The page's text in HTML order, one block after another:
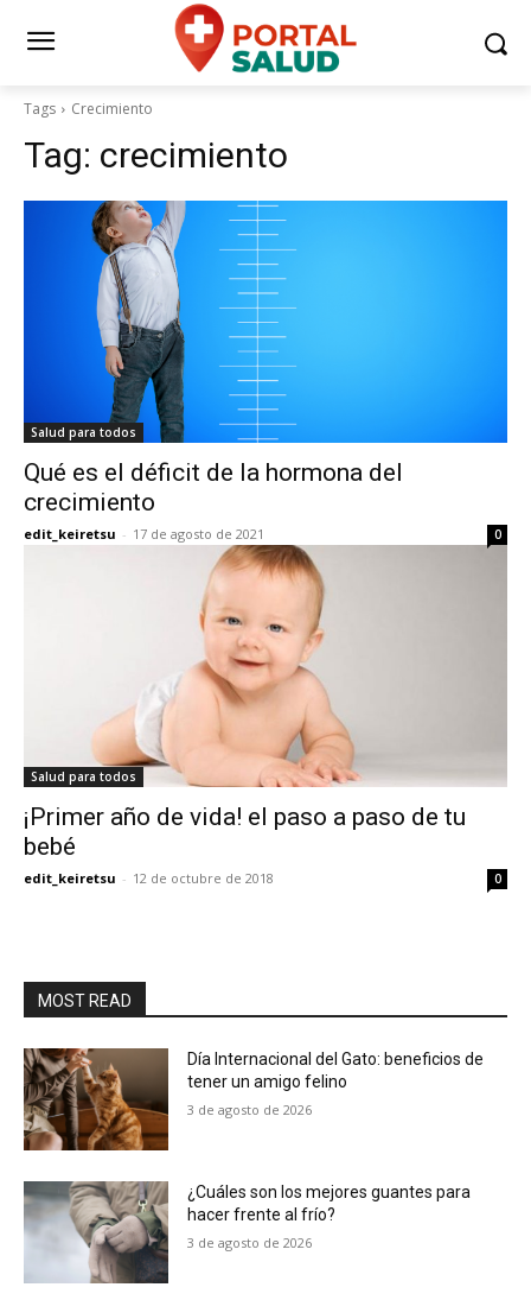
Tags Crecimiento
Tag: crecimiento
Salud para todos
Qué es el déficit de la hormona del
crecimiento
edit_keiretsu - 17 de agosto de 2021 0
Salud para todos
¡Primer año de vida! el paso a paso de tu
bebé
edit_keiretsu - 12 de octubre de 2018 0
MOST READ
Día Internacional del Gato: beneficios de
tener un amigo felino
3 de agosto de 2026
¿Cuáles son los mejores guantes para
hacer frente al frío?
3 de agosto de 2026